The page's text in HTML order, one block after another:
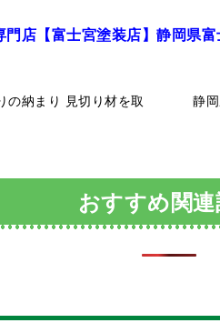
店【富士宮塗装店】静岡県
の納まり 見切り材を取
静
おすすめ関